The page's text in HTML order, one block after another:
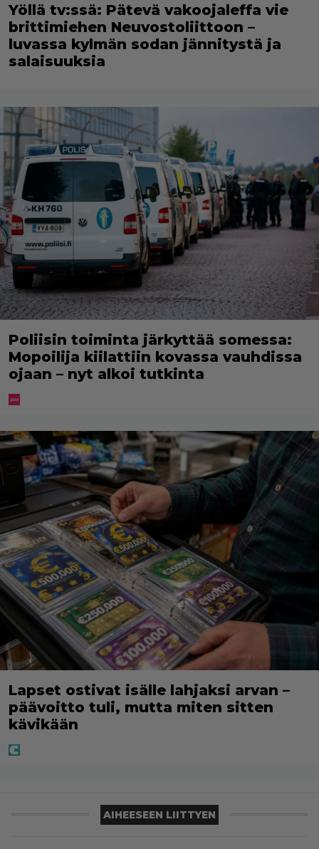
Yöllä tv:ssä: Pätevä vakoojaleffa vie
brittimiehen Neuvostoliittoon –
luvassa kylmän sodan jännitystä ja
salaisuuksia
Poliisin toiminta järkyttää somessa:
Mopoilija kiilattiin kovassa vauhdissa
ojaan – nyt alkoi tutkinta
Lapset ostivat isälle lahjaksi arvan –
päävoitto tuli, mutta miten sitten
kävikään
AIHEESEEN LIITTYEN